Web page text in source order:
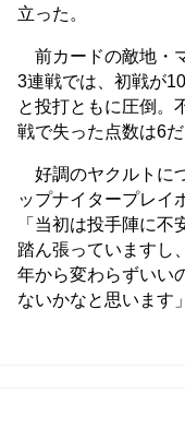
立った。
前カードの敵地・
3連戦では、初戦が
と投打ともに圧倒。
戦で失った点数は6だ
好調のヤクルトに
ップナイタープレイ
「当初は投手陣に
踏ん張っていますし
年から変わらずいい
ないかなと思います